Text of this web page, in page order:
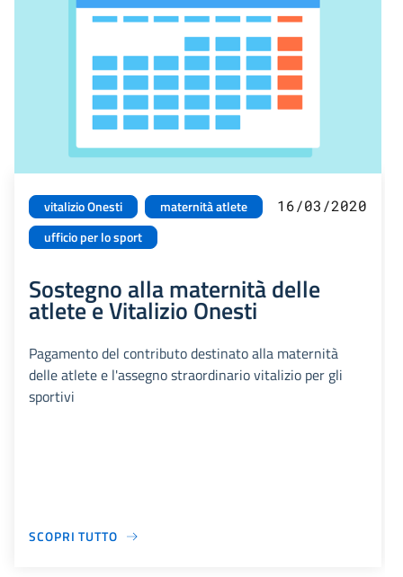
vitalizio Onesti
maternità atlete
ufficio per lo sport
16/03/2020
Sostegno alla maternità delle
atlete e Vitalizio Onesti
Pagamento del contributo destinato alla maternità
delle atlete e l'assegno straordinario vitalizio per gli
sportivi
SCOPRI TUTTO